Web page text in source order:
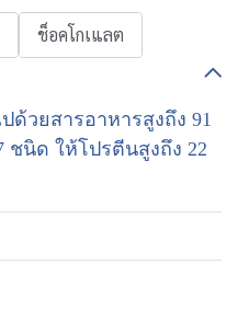
ช็อคโกเแลต
ด้วยสารอาหารสูงถึง 91
นิด ให้โปรตีนสูงถึง 22